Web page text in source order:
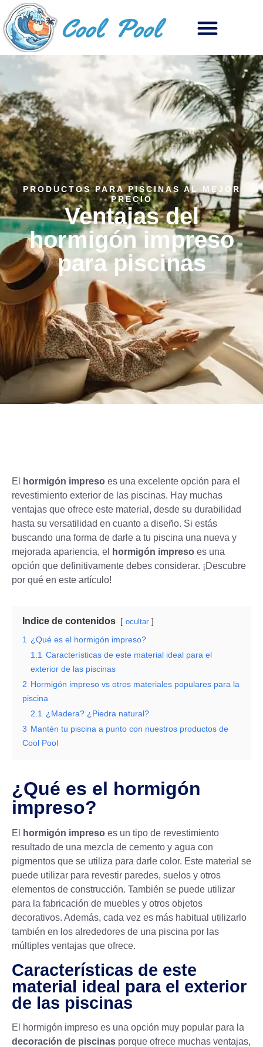
PRODUCTOS PARA PISCINAS AL MEJOR
PRECIO
Ventajas del
hormigón impreso
para piscinas
El hormigón impreso es una excelente opción para el
revestimiento exterior de las piscinas. Hay muchas
ventajas que ofrece este material, desde su durabilidad
hasta su versatilidad en cuanto a diseño. Si estás
buscando una forma de darle a tu piscina una nueva y
mejorada apariencia, el
hormigón impreso es una
opción que definitivamente debes considerar. ¡Descubre
por qué en este artículo!
Indice de contenidos ocultar
1 ¿Qué es el hormigón impreso?
1.1 Características de este material ideal para el
exterior de las piscinas
2 Hormigón impreso vs otros materiales populares para la
piscina
2.1 ¿Madera? ¿Piedra natural?
3 Mantén tu piscina a punto con nuestros productos de
Cool Pool
¿Qué es el hormigón
impreso?
El hormigón impreso es un tipo de revestimiento
resultado de una mezcla de cemento y agua con
pigmentos que se utiliza para darle color. Este material se
puede utilizar para revestir paredes, suelos y otros
elementos de construcción. También se puede utilizar
para la fabricación de muebles y otros objetos
decorativos. Además, cada vez es más habitual utilizarlo
también en los alrededores de una piscina por las
múltiples ventajas que ofrece.
Características de este
material ideal para el exterior
de las piscinas
El hormigón impreso es una opción muy popular para la
decoración de piscinas porque ofrece muchas ventajas,